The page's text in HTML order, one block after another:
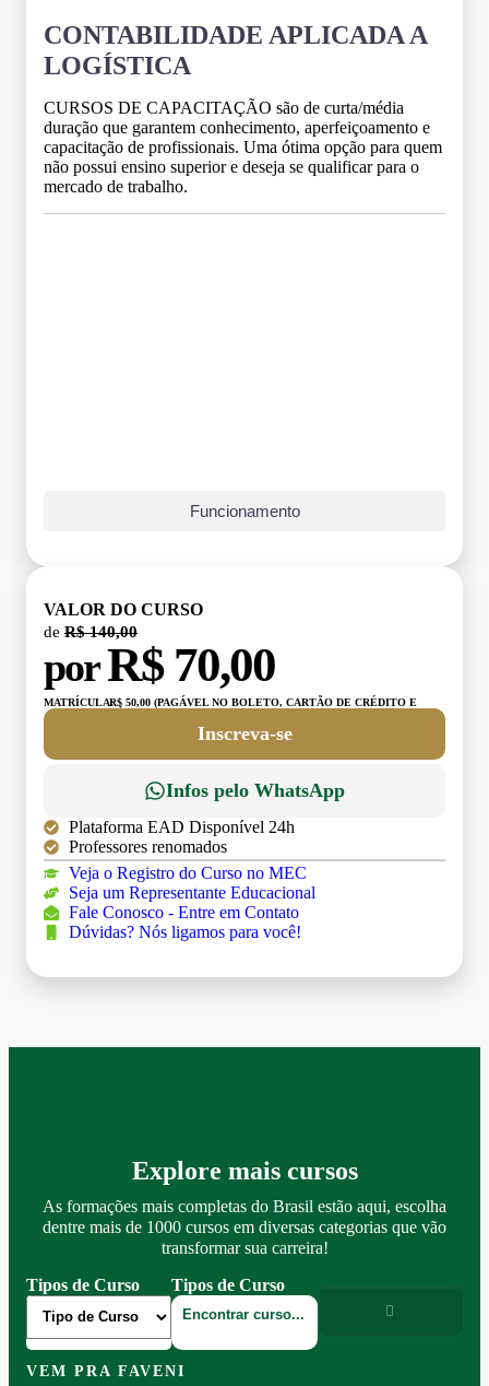
CONTABILIDADE APLICADA A
LOGÍSTICA
CURSOS DE CAPACITAÇÃO são de curta/média
duração que garantem conhecimento, aperfeiçoamento e
capacitação de profissionais. Uma ótima opção para quem
não possui ensino superior e deseja se qualificar para o
mercado de trabalho.
Funcionamento
VALOR DO CURSO
de R$ 140,00
porR$ 70,00
MATRÍCULA:R$ 50,00 (PAGÁVEL NO BOLETO, CARTÃO DE CRÉDITO E
Inscreva-se
Infos pelo WhatsApp
Plataforma EAD Disponível 24h
Professores renomados
Veja o Registro do Curso no MEC
Seja um Representante Educacional
Fale Conosco - Entre em Contato
Dúvidas? Nós ligamos para você!
Explore mais cursos
As formações mais completas do Brasil estão aqui, escolha
dentre mais de 1000 cursos em diversas categorias que vão
transformar sua carreira!
Tipos de Curso
Tipos de Curso
VEM PRA FAVENI